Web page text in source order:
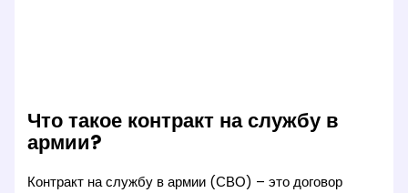
Что такое контракт на службу в
армии?
Контракт на службу в армии (СВО) – это договор